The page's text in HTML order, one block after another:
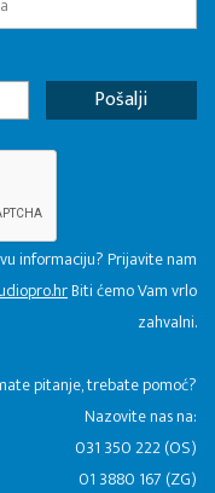
informaciju? Prijavite nam
Biti ćemo Vam vrlo
zahvalni.
pitanje, trebate pomoć?
Nazovite nas na:
031 350 222 (OS)
01 3880 167 (ZG)